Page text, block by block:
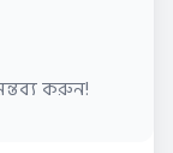
করুন!